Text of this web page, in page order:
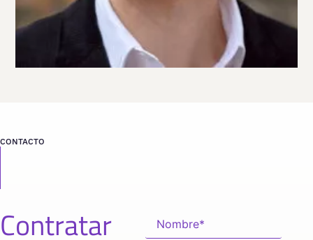
CONTACTO
Contratar